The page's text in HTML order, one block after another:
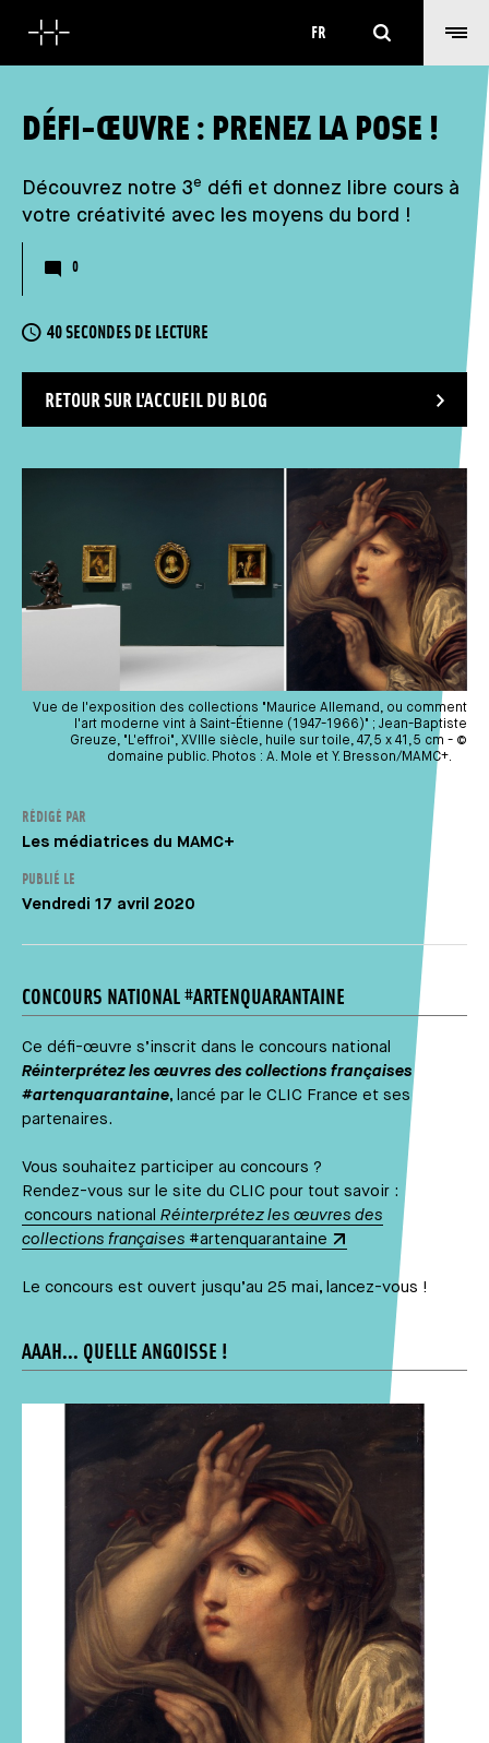
Rechercher
FR
DÉFI-ŒUVRE : PRENEZ LA POSE !
Découvrez notre 3e défi et donnez libre cours à
votre créativité avec les moyens du bord !
Nombre de commentaires
0
TEMPS DE LECTURE
40 SECONDES DE LECTURE
RETOUR SUR L'ACCUEIL DU BLOG
Vue de l'exposition des collections "Maurice Allemand, ou comment
l'art moderne vint à Saint-Étienne (1947-1966)" ; Jean-Baptiste
Greuze, "L'effroi", XVIIIe siècle, huile sur toile, 47,5 x 41,5 cm - ©
domaine public. Photos : A. Mole et Y. Bresson/MAMC+.
RÉDIGÉ PAR
Auteur
Les médiatrices du MAMC+
PUBLIÉ LE
Vendredi 17 avril 2020
CONCOURS NATIONAL #ARTENQUARANTAINE
Ce défi-œuvre s’inscrit dans le concours national
Réinterprétez les œuvres des collections françaises
#artenquarantaine, lancé par le CLIC France et ses
partenaires.
Vous souhaitez participer au concours ?
Rendez-vous sur le site du CLIC pour tout savoir :
concours national Réinterprétez les œuvres des
collections françaises #artenquarantaine
Le concours est ouvert jusqu’au 25 mai, lancez-vous !
AAAH... QUELLE ANGOISSE !